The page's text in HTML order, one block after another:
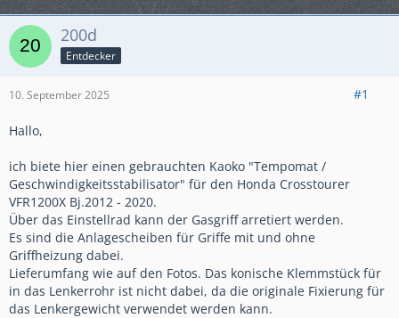
200d
Entdecker
10. September 2025 #1
Hallo,
ich biete hier einen gebrauchten Kaoko "Tempomat /
Geschwindigkeitsstabilisator" für den Honda Crosstourer
VFR1200X Bj.2012 - 2020.
Über das Einstellrad kann der Gasgriff arretiert werden.
Es sind die Anlagescheiben für Griffe mit und ohne
Griffheizung dabei.
Lieferumfang wie auf den Fotos. Das konische Klemmstück für
in das Lenkerrohr ist nicht dabei, da die originale Fixierung für
das Lenkergewicht verwendet werden kann.